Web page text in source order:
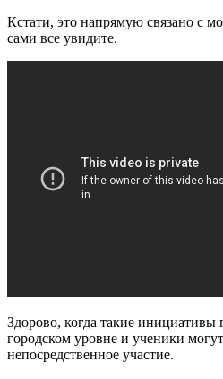
Кстати, это напрямую связано с
сами все увидите.
Здорово, когда такие инициативы
городском уровне и ученики
непосредственное участие.